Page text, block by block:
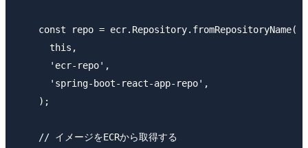
    const repo = ecr.Repository.fromRepositoryName(
      this,
      'ecr-repo',
      'spring-boot-react-app-repo',
    );
    // イメージをECRから取得する